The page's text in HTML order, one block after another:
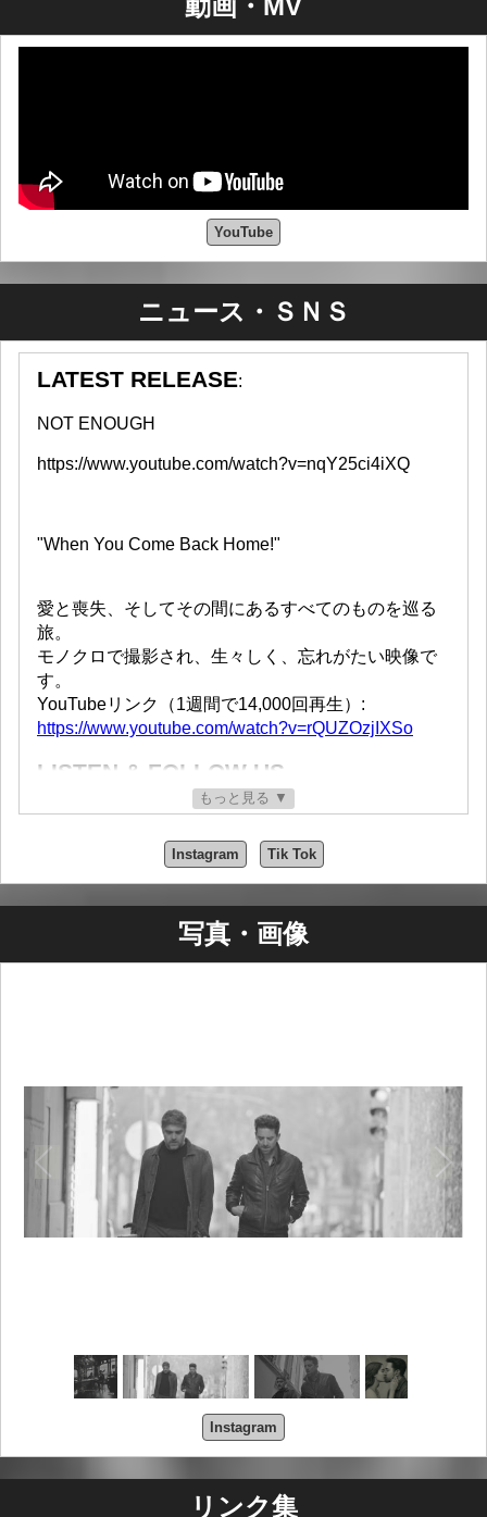
動画・MV
YouTube
ニュース・ＳＮＳ
LATEST RELEASE:
NOT ENOUGH
https://www.youtube.com/watch?v=nqY25ci4iXQ
"When You Come Back Home!"
愛と喪失、そしてその間にあるすべてのものを巡る
旅。
モノクロで撮影され、生々しく、忘れがたい映像で
す。
YouTubeリンク（1週間で14,000回再生）:
https://www.youtube.com/watch?v=rQUZOzjIXSo
LISTEN & FOLLOW US
https://cyanine-official.com/
レビュー記事（ArtistRecap.com）
https://artistrecap.com/cyanine-explore-emotional-
territory-in-their-black-and-white-debut-when-you-
もっと見る ▼
Instagram Tik Tok
写真・画像
Instagram
リンク集